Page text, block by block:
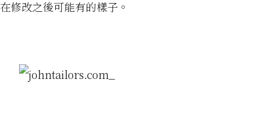
在修改之後可能有的樣子。